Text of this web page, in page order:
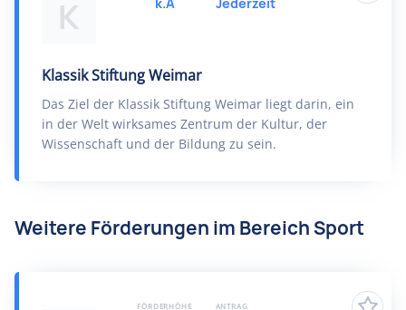
K
Klassik Stiftung Weimar
Das Ziel der Klassik Stiftung Weimar liegt darin, ein
in der Welt wirksames Zentrum der Kultur, der
Wissenschaft und der Bildung zu sein.
Weitere Förderungen im Bereich Sport
FÖRDERHÖHE ANTRAG